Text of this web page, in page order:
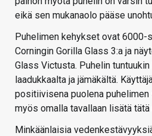
eikä sen mukanaolo pääse
Puhelimen kehykset ovat 6000-
Corningin Gorilla Glass 3:a ja
Glass Victusta. Puhelin
laadukkaalta ja jämäkältä.
positiivisena puolena puhelimen
myös omalla tavallaan lisätä tätä
Minkäänlaisia